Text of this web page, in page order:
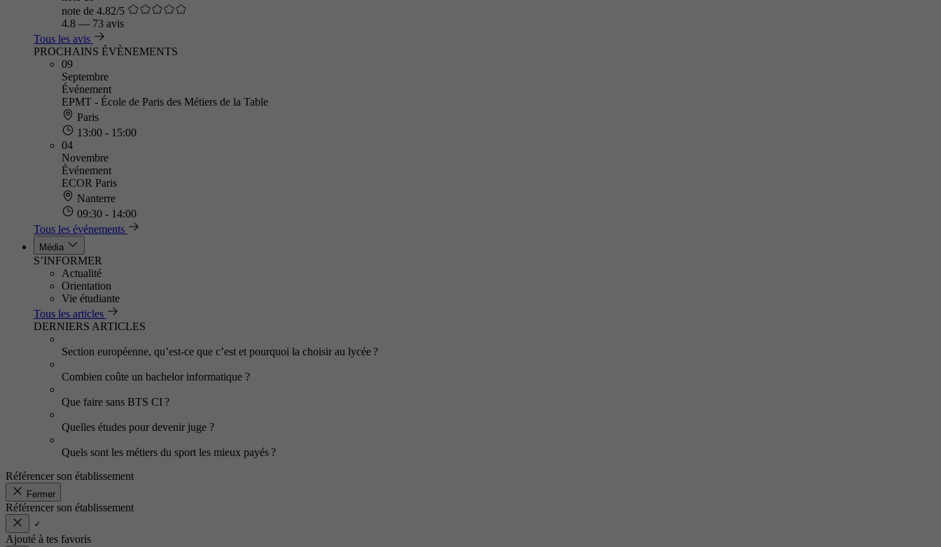
note de 4.82/5
4.8 — 73 avis
Tous les avis
PROCHAINS ÉVÈNEMENTS
09
Septembre
Événement
EPMT - École de Paris des Métiers de la Table
Paris
13:00 - 15:00
04
Novembre
Événement
ECOR Paris
Nanterre
09:30 - 14:00
Tous les événements
Média
S’INFORMER
Actualité
Orientation
Vie étudiante
Tous les articles
DERNIERS ARTICLES
Section européenne, qu’est-ce que c’est et pourquoi la choisir au lycée ?
Combien coûte un bachelor informatique ?
Que faire sans BTS CI ?
Quelles études pour devenir juge ?
Quels sont les métiers du sport les mieux payés ?
Référencer son établissement
Fermer
Référencer son établissement
Ajouté à tes favoris